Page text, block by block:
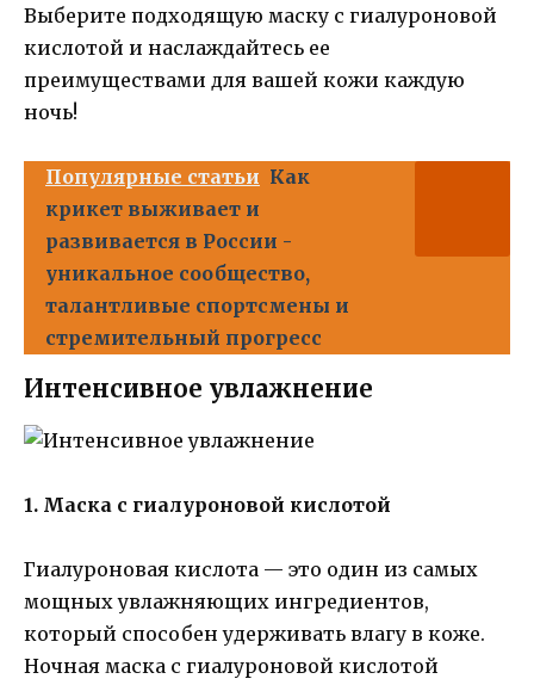
Выберите подходящую маску с гиалуроновой
кислотой и наслаждайтесь ее
преимуществами для вашей кожи каждую
ночь!
Популярные статьи Как
крикет выживает и
развивается в России -
уникальное сообщество,
талантливые спортсмены и
стремительный прогресс
Интенсивное увлажнение
1. Маска с гиалуроновой кислотой
Гиалуроновая кислота — это один из самых
мощных увлажняющих ингредиентов,
который способен удерживать влагу в коже.
Ночная маска с гиалуроновой кислотой